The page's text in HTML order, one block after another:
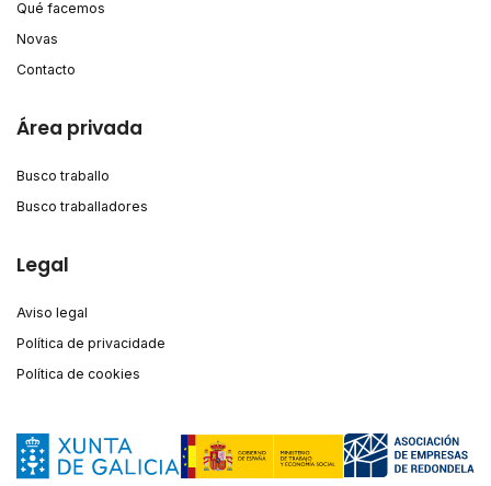
Qué facemos
Novas
Contacto
Área privada
Busco traballo
Busco traballadores
Legal
Aviso legal
Política de privacidade
Política de cookies